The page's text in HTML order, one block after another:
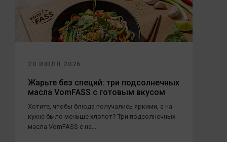
20 ИЮЛЯ 2026
Жарьте без специй: три подсолнечных
масла VomFASS с готовым вкусом
Хотите, чтобы блюда получались яркими, а на
кухне было меньше хлопот? Три подсолнечных
масла VomFASS с на...